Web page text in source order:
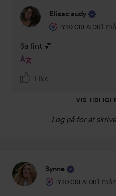
Elisaclaudy
LYKO CREATOR
Brugerens rolle:1
Så fint 💕
Like
VIS
Log på for at
Synne
LYKO CREATOR
Brugerens rolle: Lyko
1